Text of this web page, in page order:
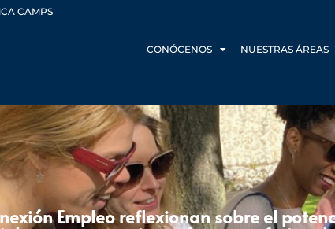
CAMPS
CONÓCENOS NUESTRAS ÁREAS
Empleo reflexionan sobre el